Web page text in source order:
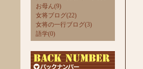
お母ん(9)
女将ブログ(22)
女将の一行ブログ(3)
語学(0)